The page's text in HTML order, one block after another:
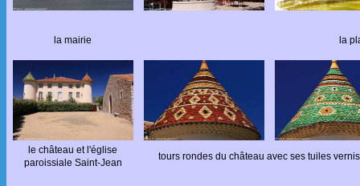
la mairie la
le château et l'église
paroissiale Saint-Jean
tours rondes du château avec ses tuiles